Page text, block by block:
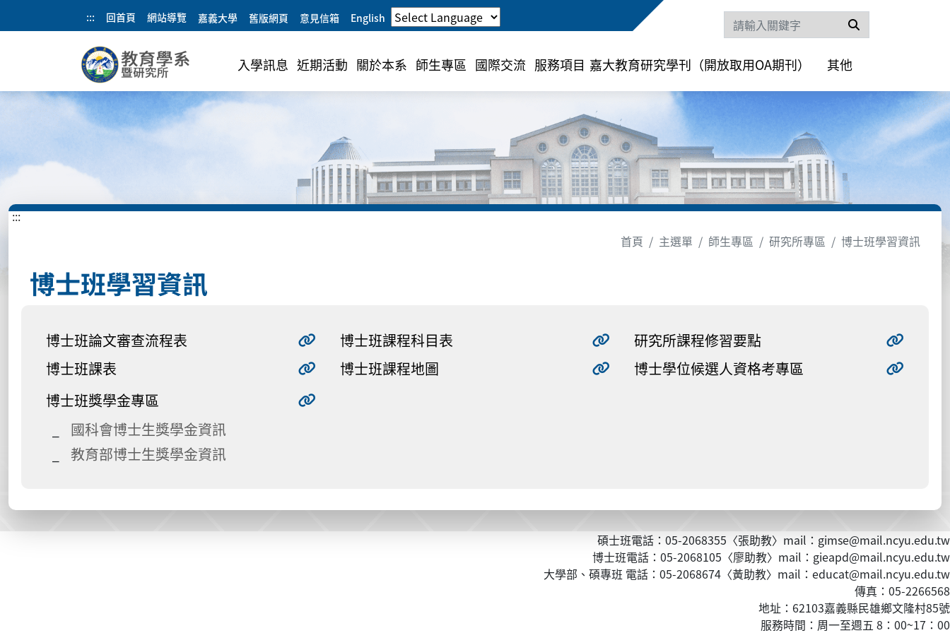
::: 回首頁 網站導覽 嘉義大學 舊版網頁 意見信箱 English
入學訊息 近期活動 關於本系 師生專區 國際交流 服務項目 嘉大教育研究學刊（開放取用OA期刊） 其他
:::
首頁
主選單 師生專區 研究所專區 博士班學習資訊
博士班學習資訊
博士班論文審查流程表
博士班課表
博士班獎學金專區
國科會博士生獎學金資訊
教育部博士生獎學金資訊
博士班課程科目表
博士班課程地圖
研究所課程修習要點
博士學位候選人資格考專區
碩士班電話：05-2068355〈張助教〉mail：gimse@mail.ncyu.edu.tw
博士班電話：05-2068105〈廖助教〉mail：gieapd@mail.ncyu.edu.tw
大學部、碩專班 電話：05-2068674〈黃助教〉mail：educat@mail.ncyu.edu.tw
傳真：05-2266568
地址：62103嘉義縣民雄鄉文隆村85號
服務時間：周一至週五 8：00~17：00